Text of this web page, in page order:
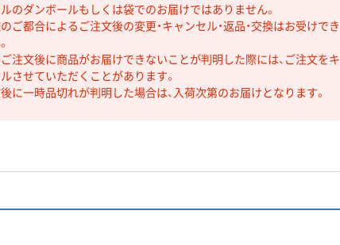
のダンボールもしくは袋でのお届けではありません。
ご都合によるご注文後の変更・キャンセル・返品・交換はお受けでき
注文後に商品がお届けできないことが判明した際には、ご注文をキ
させていただくことがあります。
に一時品切れが判明した場合は、入荷次第のお届けとなります。